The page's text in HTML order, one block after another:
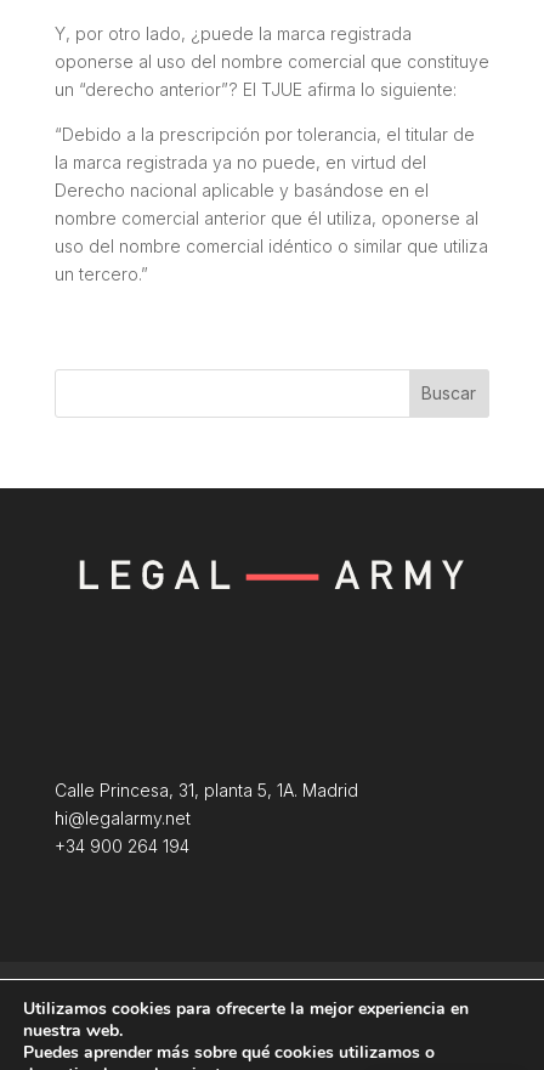
Y, por otro lado, ¿puede la marca registrada
oponerse al uso del nombre comercial que constituye
un “derecho anterior”? El TJUE afirma lo siguiente:
“Debido a la prescripción por tolerancia, el titular de
la marca registrada ya no puede, en virtud del
Derecho nacional aplicable y basándose en el
nombre comercial anterior que él utiliza, oponerse al
uso del nombre comercial idéntico o similar que utiliza
un tercero.”
Buscar
Calle Princesa, 31, planta 5, 1A. Madrid
hi@legalarmy.net
+34 900 264 194
Política de Cookies
Utilizamos cookies para ofrecerte la mejor experiencia en
nuestra web.
Puedes aprender más sobre qué cookies utilizamos o